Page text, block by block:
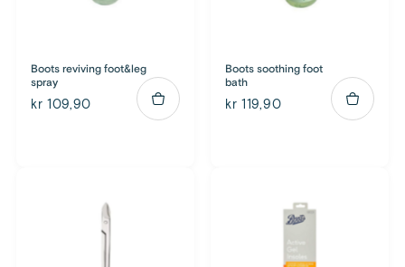
Boots reviving foot&leg
spray
kr 109,90
Boots soothing foot
bath
kr 119,90